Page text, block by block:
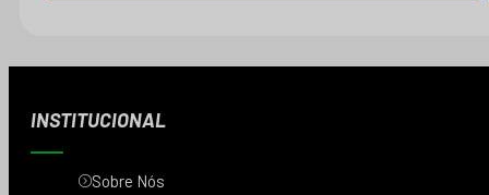
INSTITUCIONAL
Sobre Nós